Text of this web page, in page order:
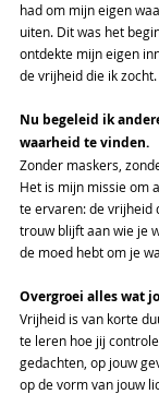
had om mijn eigen
uiten. Dit was het
ontdekte mijn eigen
de vrijheid die ik zocht.
Nu begeleid ik
waarheid te vinden.
Zonder maskers,
Het is mijn missie om
te ervaren: de vrijheid
trouw blijft aan wie je
de moed hebt om je
Overgroei alles wat
Vrijheid is van korte
te leren hoe jij
gedachten, op jouw
op de vorm van jouw